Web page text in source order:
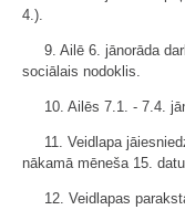
4.).
9. Ailē 6. jānorāda
sociālais nodoklis.
10. Ailēs 7.1. - 7.4.
11. Veidlapa
nākamā mēneša 15.
12. Veidlapas